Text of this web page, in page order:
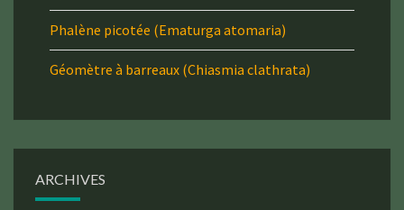
Phalène picotée (Ematurga atomaria)
Géomètre à barreaux (Chiasmia clathrata)
ARCHIVES